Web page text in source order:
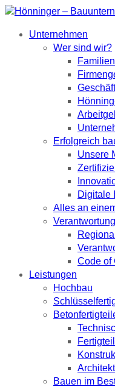
Unternehmen
Wer sind wir?
Erfolgreich
Unsere
Digitale
Alles an
Verantwortung
Code of
Leistungen
Hochbau
Bauen im